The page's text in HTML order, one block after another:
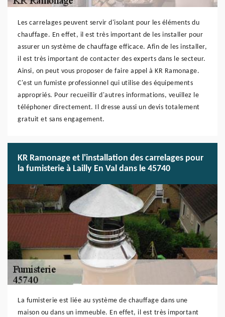
Les carrelages peuvent servir d'isolant pour les éléments du
chauffage. En effet, il est très important de les installer pour
assurer un système de chauffage efficace. Afin de les installer,
il est très important de contacter des experts dans le secteur.
Ainsi, on peut vous proposer de faire appel à KR Ramonage.
C'est un fumiste professionnel qui utilise des équipements
appropriés. Pour recueillir d'autres informations, veuillez le
téléphoner directement. Il dresse aussi un devis totalement
gratuit et sans engagement.
KR Ramonage et l'installation des carrelages pour
la fumisterie à Lailly En Val dans le 45740
La fumisterie est liée au système de chauffage dans une
maison ou dans un immeuble. En effet, il est très important